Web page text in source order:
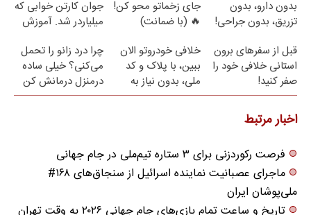
بدون دارو، بدون
تزریق، بدون جراحی!
جای زخماتو محو کن!
🔥 (با ضمانت)
جوان کارتن خوابی که
میلیاردر شد. آموزش
قبل از سفرهای برون
استانی خلافی خود را
صفر کنید!
خلافی خودروتو الان
ببین، با پلاک و کد
ملی، بدون نیاز به
مراجعه حضوری
چرا درد زانو را تحمل
می‌کنی؟ خیلی ساده
درمنزل درمانش کن
اخبار مرتبط
فرصت رکوردزنی برای ۳ ستاره تیم‌ملی در جام جهانی
ماجرای عصبانیت نماینده اسرائیل از سنجاق‌های ۱۶۸#
ملی‌پوشان ایران